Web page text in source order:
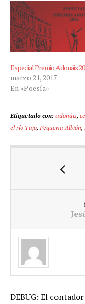
Especial Premio Adonáis
marzo 21, 2017
En «Poesía»
Etiquetado con:adonáis,
el río Tajo, Pequeña Albión,
DEBUG: El